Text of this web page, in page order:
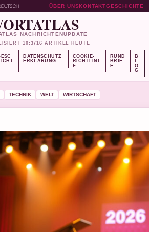
ÜBER UNSKONTAKTGESCHICHTE
NACHRICHTENUPDATE
10:3716 ARTIKEL HEUTE
DATENSCHUTZ
ERKLÄRUNG
COOKIE-
RICHTLINI
E
RUND
BRIE
F
B
L
O
G
TECHNIK WELT WIRTSCHAFT